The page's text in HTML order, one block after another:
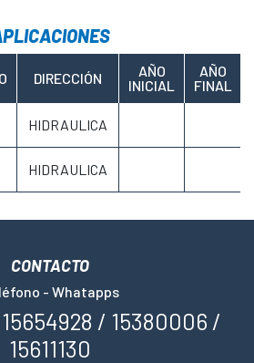
DIRECCIÓN
AÑO
INICIAL
AÑO
FINAL
HIDRAULICA
HIDRAULICA
CONTACTO
- Whatapps
/ 15380006 /
15611130